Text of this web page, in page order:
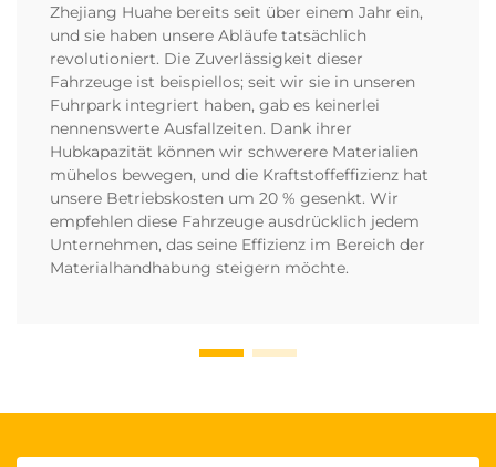
Zhejiang Huahe bereits seit über einem Jahr ein,
und sie haben unsere Abläufe tatsächlich
revolutioniert. Die Zuverlässigkeit dieser
Fahrzeuge ist beispiellos; seit wir sie in unseren
Fuhrpark integriert haben, gab es keinerlei
nennenswerte Ausfallzeiten. Dank ihrer
Hubkapazität können wir schwerere Materialien
mühelos bewegen, und die Kraftstoffeffizienz hat
unsere Betriebskosten um 20 % gesenkt. Wir
empfehlen diese Fahrzeuge ausdrücklich jedem
Unternehmen, das seine Effizienz im Bereich der
Materialhandhabung steigern möchte.